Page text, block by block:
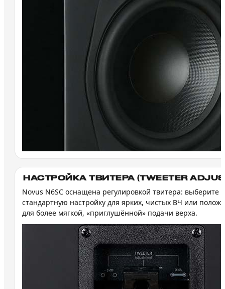
НАСТРОЙКА ТВИТЕРА (TWEETER
Novus N6SC оснащена регулировкой твитера: выберите
стандартную настройку для ярких, чистых ВЧ или
для более мягкой, «приглушённой» подачи верха.